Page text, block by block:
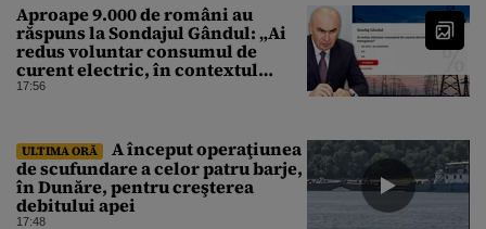
Aproape 9.000 de români au
răspuns la Sondajul Gândul: „Ai
redus voluntar consumul de
curent electric, în contextul
crizei energetice?” Rezultatul a
17:56
ULTIMA ORĂ
A început operaţiunea
de scufundare a celor patru barje,
în Dunăre, pentru creşterea
debitului apei
17:48